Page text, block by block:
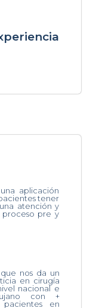
aplicación
tener
atención y
proceso pre y
nos da un
en cirugía
nacional e
con +
en